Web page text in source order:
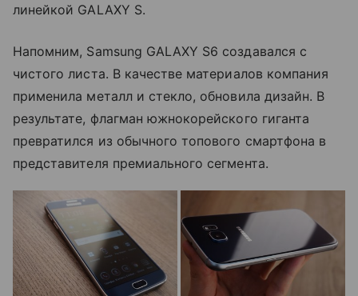
линейкой GALAXY S.
Напомним, Samsung GALAXY S6 создавался с
чистого листа. В качестве материалов компания
применила металл и стекло, обновила дизайн. В
результате, флагман южнокорейского гиганта
превратился из обычного топового смартфона в
представителя премиального сегмента.